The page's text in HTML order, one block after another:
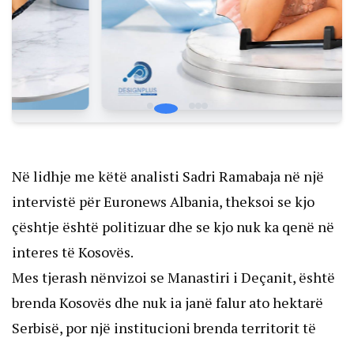
Në lidhje me këtë analisti Sadri Ramabaja në një
intervistë për Euronews Albania, theksoi se kjo
çështje është politizuar dhe se kjo nuk ka qenë në
interes të Kosovës.
Mes tjerash nënvizoi se Manastiri i Deçanit, është
brenda Kosovës dhe nuk ia janë falur ato hektarë
Serbisë, por një institucioni brenda territorit të